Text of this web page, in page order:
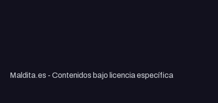
Maldita.es - Contenidos bajo licencia específica